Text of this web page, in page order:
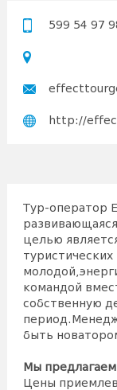
599 54 97
http://
Тур-оператор
целью
командой
собственную
быть
Мы предлагаем
Цены